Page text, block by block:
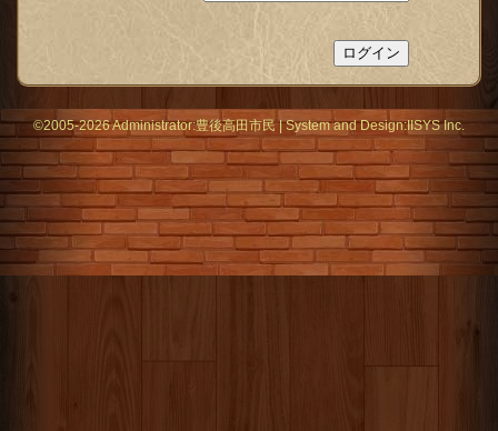
©2005-2026 Administrator:豊後高田市民|Systemand Design:IISYS Inc.